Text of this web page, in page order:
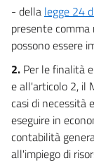
- della legge 24
presente
possono essere
2. Per le finalità
e all'articolo 2, il
casi di necessità
eseguire in
contabilità
all'impiego di